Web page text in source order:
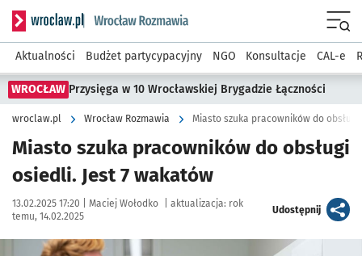
Serwis informacyjny wroclaw.pl podserwis: Rozmawia
Aktualności Budżet partycypacyjny NGO Konsultacje CAL-e
WROCŁAW Przysięga w 10 Wrocławskiej Brygadzie Łączności
wroclaw.pl Wrocław Rozmawia Miasto szuka pracowników do
Miasto szuka pracowników do obsługi
osiedli. Jest 7 wakatów
Data publikacji:
13.02.2025 17:20 | Autor:
Maciej Wołodko aktualizacja: rok
temu, 14.02.2025
Udostępnijartykuł
Kliknij, aby powiększyć